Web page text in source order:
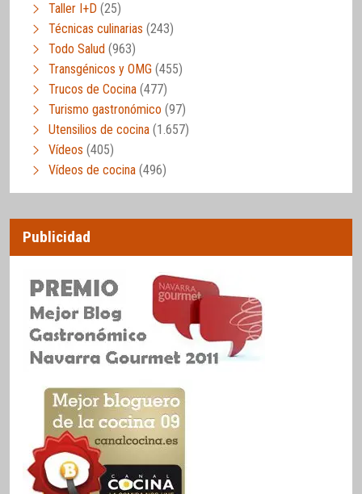
Taller I+D (25)
Técnicas culinarias (243)
Todo Salud (963)
Transgénicos y OMG (455)
Trucos de Cocina (477)
Turismo gastronómico (97)
Utensilios de cocina (1.657)
Vídeos (405)
Vídeos de cocina (496)
Publicidad